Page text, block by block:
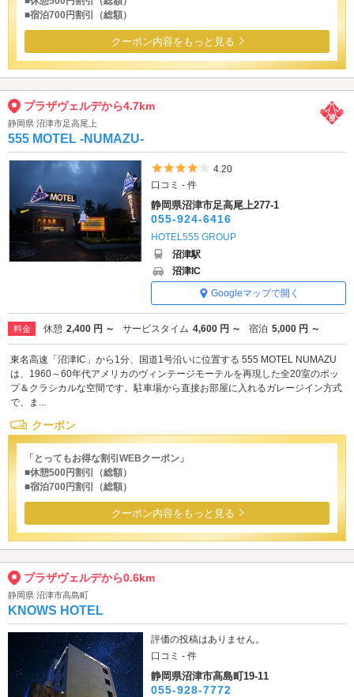
■宿泊700円割引（総額）
クーポン内容をもっと見る
プラザヴェルデから4.7km
静岡県 沼津市足高尾上
555 MOTEL -NUMAZU-
5つ星のうち4
4.20
口コミ - 件
静岡県沼津市足高尾上277-1
055-924-6416
HOTEL555 GROUP
沼津駅
沼津IC
Googleマップで開く
料金 休憩 2,400 円 ～ サービスタイム 4,600 円 ～ 宿泊 5,000 円 ～
東名高速「沼津IC」から1分、国道1号沿いに位置する 555 MOTEL NUMAZU
は、1960～60年代アメリカのヴィンテージモーテルを再現した全20室のポッ
プ＆クラシカルな空間です。駐車場から直接お部屋に入れるガレージイン方式
で、ま...
クーポン
「とってもお得な割引WEBクーポン」
■休憩500円割引（総額）
■宿泊700円割引（総額）
クーポン内容をもっと見る
プラザヴェルデから0.6km
静岡県 沼津市高島町
KNOWS HOTEL
評価の投稿はありません。
口コミ - 件
静岡県沼津市高島町19-11
055-928-7772